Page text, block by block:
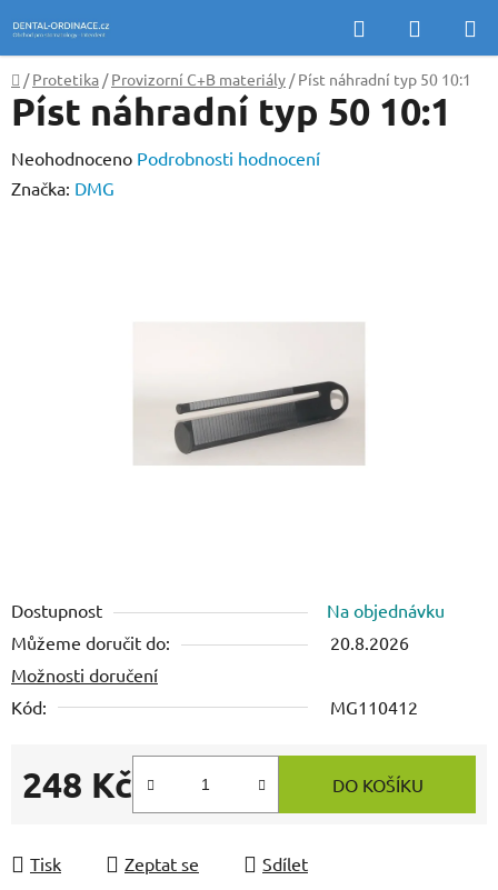
na
obsah
Hledat
KOŠÍK
Domů
/ Protetika / Provizorní C+B materiály / Píst náhradní typ 50 10:1
Dostupnost
Na objednávku
Můžeme doručit do:
20.8.2026
Možnosti doručení
Kód:
MG110412
248 Kč DO KOŠÍKU
Tisk Zeptat se Sdílet
Píst náhradní typ 50 10:1
Průměrné
hodnocení
Neohodnoceno Podrobnosti hodnocení
Značka: DMG